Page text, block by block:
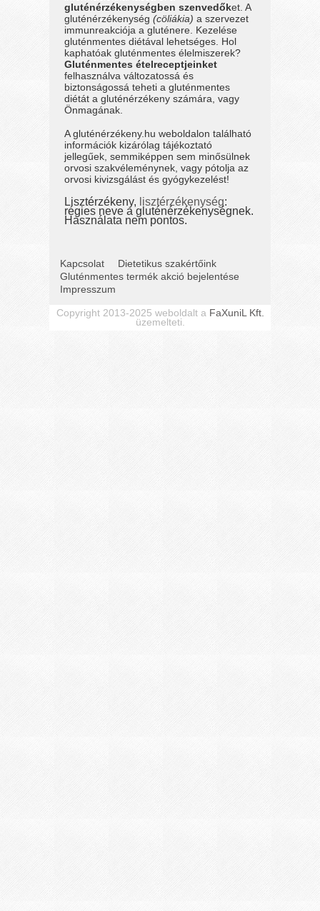
gluténérzékenységben szenvedőket. A
gluténérzékenység(cöliákia) a szervezet
immunreakciója a gluténere. Kezelése
gluténmentes diétával lehetséges. Hol
kaphatóak gluténmentes élelmiszerek?
Gluténmentes ételreceptjeinket
felhasználva változatossá és
biztonságossá teheti a gluténmentes
diétát a gluténérzékeny számára, vagy
Önmagának.
A gluténérzékeny.hu weboldalon található
információk kizárólag tájékoztató
jellegűek, semmiképpen sem minősülnek
orvosi szakvéleménynek, vagy pótolja az
orvosi kivizsgálást és gyógykezelést!
Lisztérzékeny, lisztérzékenység:
régies neve a gluténérzékenységnek.
Használata nem pontos.
Kapcsolat
Dietetikus szakértőink
Gluténmentes termék akció bejelentése
Impresszum
Copyright 2013-2025 weboldalt a FaXuniL Kft.
üzemelteti.